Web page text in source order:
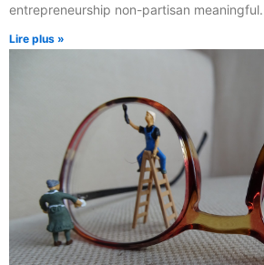
entrepreneurship non-partisan meaningful.
Lire plus »